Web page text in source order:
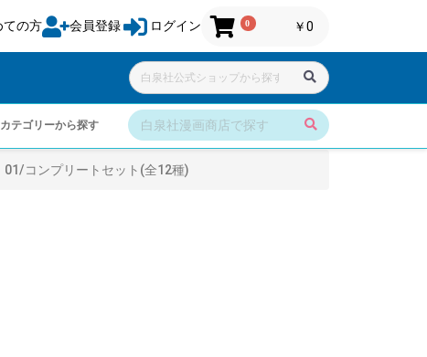
ての方 会員登録 ログイン 0 ￥0
カテゴリーから探す
コンプリートセット(全12種)